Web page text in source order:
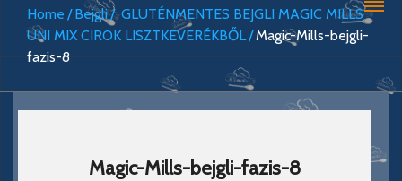
Home Bejgli
GLUTÉNMENTES BEJGLI MAGIC MILLS
UNI MIX CIROK LISZTKEVERÉKBŐL Magic-Mills-bejgli-
fazis-8
Magic-Mills-bejgli-fazis-8